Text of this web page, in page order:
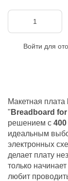
Войти для
Макетная плата
" Breadboard
решением с 400
идеальным
электронных
делает плату
только
любит